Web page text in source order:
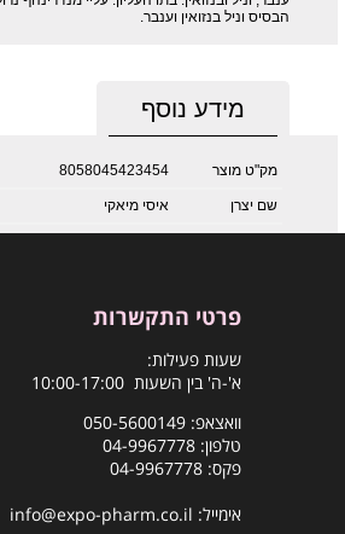
הבסיס וניל בנזואין וענבר.
מידע נוסף
מק"ט מוצר 8058045423454
שם יצרן איסי מיאקי
פרטי התקשרות
שעות פעילות:
א'-ה' בין השעות 10:00-17:00
וואצאפ: 050-5600149
טלפון: 04-9967778
פקס: 04-9967778
אימייל: info@expo-pharm.co.il